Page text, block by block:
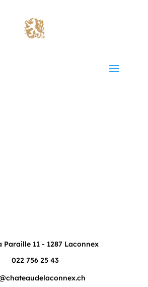
Paraille 11 - 1287 Laconnex
022 756 25 43